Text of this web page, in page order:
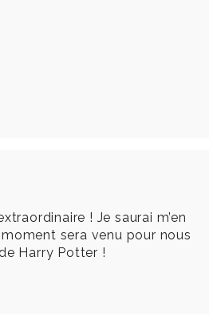
! Je saurai m’en
sera venu pour nous
Harry Potter !